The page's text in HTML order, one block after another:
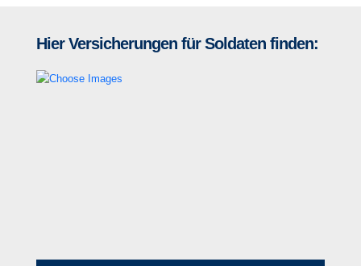
Hier Versicherungen für Soldaten finden: